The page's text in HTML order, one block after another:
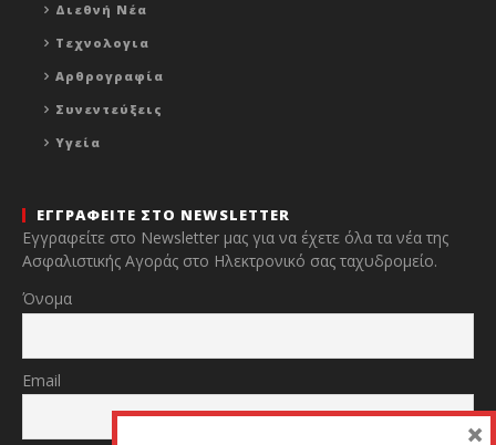
Διεθνή Νέα
Τεχνολογια
Αρθρογραφία
Συνεντεύξεις
Υγεία
ΕΓΓΡΑΦΕΙΤΕ ΣΤΟ NEWSLETTER
Εγγραφείτε στο Newsletter μας για να έχετε όλα τα νέα της
Ασφαλιστικής Αγοράς στο Ηλεκτρονικό σας ταχυδρομείο.
Όνομα
Email
×